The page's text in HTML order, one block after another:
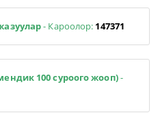
- Кароолор: 147371
100 суроого жооп)-